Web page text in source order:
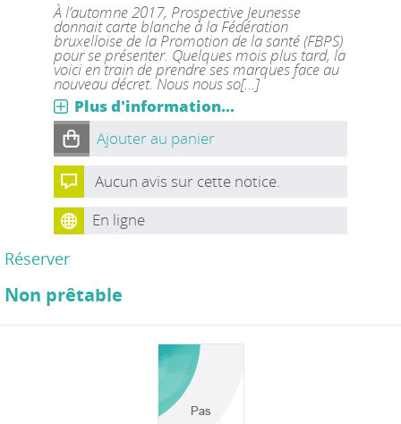
À l’automne 2017, Prospective Jeunesse
donnait carte blanche à la Fédération
bruxelloise de la Promotion de la santé (FBPS)
pour se présenter. Quelques mois plus tard, la
voici en train de prendre ses marques face au
nouveau décret. Nous nous so[...]
Plus d'information...
Ajouter au panier
Aucun avis sur cette notice.
En ligne
Réserver
Non prêtable